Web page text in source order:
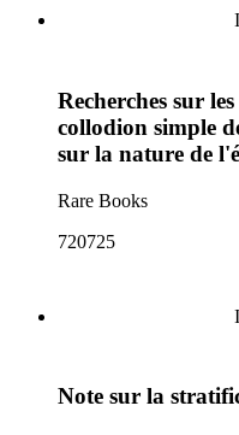
Recherches sur
collodion simple
sur la nature de
Rare Books
720725
Note sur la